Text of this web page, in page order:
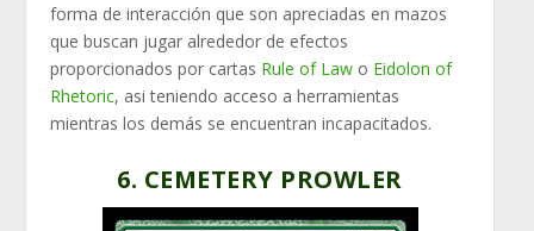
forma de interacción que son apreciadas en mazos
que buscan jugar alrededor de efectos
proporcionados por cartas Rule of Law o Eidolon of
Rhetoric, asi teniendo acceso a herramientas
mientras los demás se encuentran incapacitados.
6. CEMETERY PROWLER